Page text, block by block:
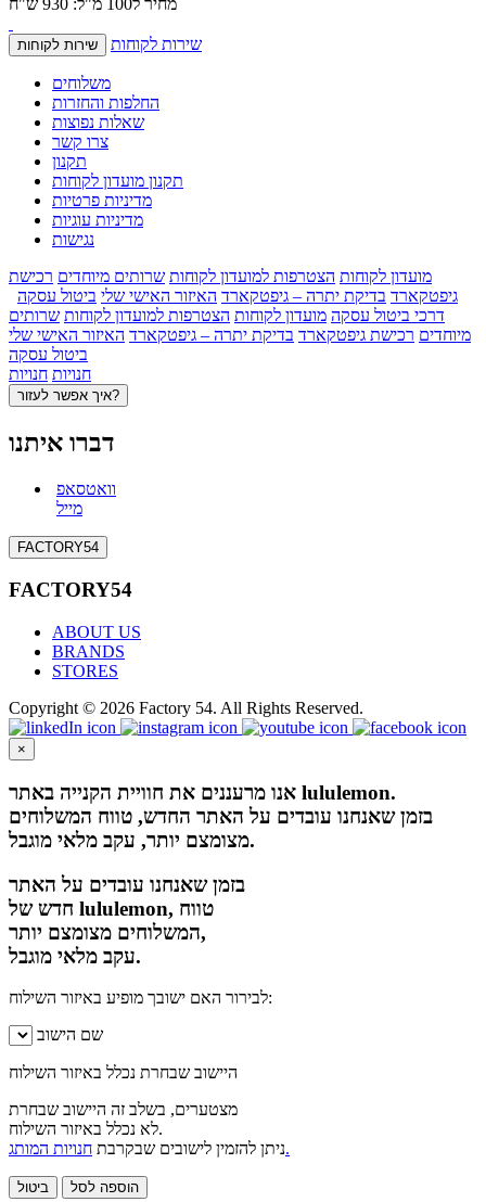
מחיר ל100 מ"ל: 930 ש"ח
שירות לקוחות שירות לקוחות
משלוחים
החלפות והחזרות
שאלות נפוצות
צרו קשר
תקנון
תקנון מועדון לקוחות
מדיניות פרטיות
מדיניות עוגיות
נגישות
מועדון לקוחות הצטרפות למועדון לקוחות שרותים מיוחדים רכישת
גיפטקארד בדיקת יתרה – גיפטקארד האיזור האישי שלי ביטול עסקה
דרכי ביטול עסקה מועדון לקוחות הצטרפות למועדון לקוחות שרותים
מיוחדים רכישת גיפטקארד בדיקת יתרה – גיפטקארד האיזור האישי שלי
ביטול עסקה
חנויות חנויות
איך אפשר לעזור?
דברו איתנו
וואטסאפ
מייל
FACTORY54
FACTORY54
ABOUT US
BRANDS
STORES
Copyright © 2026 Factory 54. All Rights Reserved.
×
אנו מרעננים את חוויית הקנייה באתר lululemon.
בזמן שאנחנו עובדים על האתר החדש, טווח המשלוחים
מצומצם יותר, עקב מלאי מוגבל.
בזמן שאנחנו עובדים על האתר
חדש של lululemon, טווח
המשלוחים מצומצם יותר,
עקב מלאי מוגבל.
לבירור האם ישובך מופיע באיזור השילוח:
שם הישוב
היישוב שבחרת נכלל באיזור השילוח
מצטערים, בשלב זה היישוב שבחרת
לא נכלל באיזור השילוח.
ניתן להזמין לישובים שבקרבתחנויות המותג.
ביטול הוספה לסל